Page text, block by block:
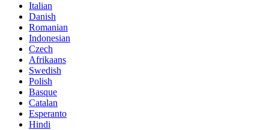
Italian
Danish
Romanian
Indonesian
Czech
Afrikaans
Swedish
Polish
Basque
Catalan
Esperanto
Hindi